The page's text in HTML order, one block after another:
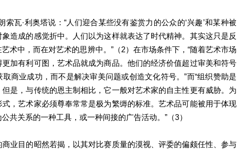
索瓦·利奥塔说：“人们迎合某些没有鉴赏力的公众的‘兴趣’和某种被
造成的感觉折中。人们以为这样就表达了时代精神。其实这只是反
术中，而在对艺术的思辨中。”（2）在市场条件下，“随着艺术市场
加有利可图，艺术品就成为商品。他们的经济价值超过审美和符号
商业成功，而不是解决审美问题或创造文化符号。”而“组织赞助是
是，与传统的恩主制相比，它一般对艺术家的自主性更有威胁。为
，艺术家必须尊奉常常是极为繁缛的标准。艺术品可能被用于体现
共关系的一种工具，或一种间接的广告活动。”（3）
业目的昭然若揭，以其对比赛质量的漠视、评委的偏颇任性、参与